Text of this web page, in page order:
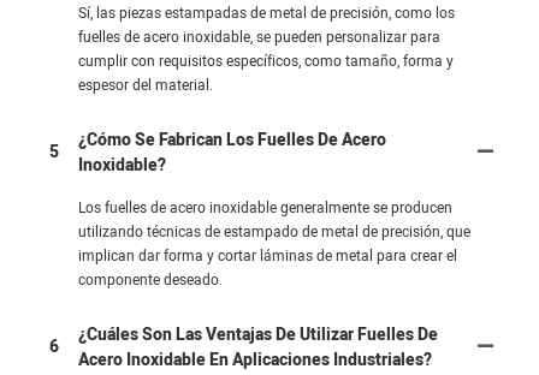
Sí, las piezas estampadas de metal de precisión, como los
fuelles de acero inoxidable, se pueden personalizar para
cumplir con requisitos específicos, como tamaño, forma y
espesor del material.
5
¿Cómo Se Fabrican Los Fuelles De Acero
Inoxidable?
Los fuelles de acero inoxidable generalmente se producen
utilizando técnicas de estampado de metal de precisión, que
implican dar forma y cortar láminas de metal para crear el
componente deseado.
6
¿Cuáles Son Las Ventajas De Utilizar Fuelles De
Acero Inoxidable En Aplicaciones Industriales?